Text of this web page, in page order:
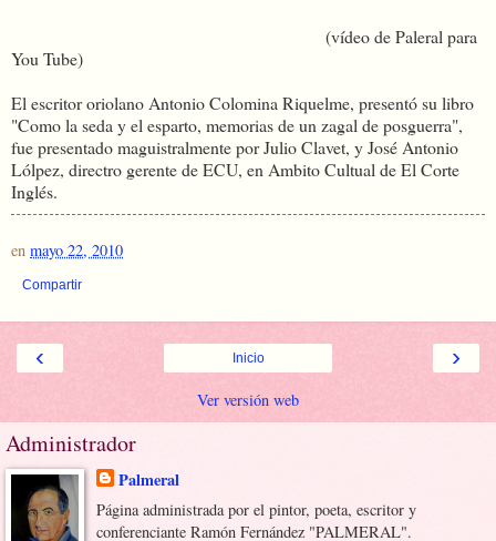
(vídeo de Paleral para
You Tube)
El escritor oriolano Antonio Colomina Riquelme, presentó su libro
"Como la seda y el esparto, memorias de un zagal de posguerra",
fue presentado maguistralmente por Julio Clavet, y José Antonio
Lólpez, directro gerente de ECU, en Ambito Cultual de El Corte
Inglés.
en mayo 22, 2010
Compartir
‹ ›
Inicio
Ver versión web
Administrador
Palmeral
Página administrada por el pintor, poeta, escritor y
conferenciante Ramón Fernández "PALMERAL".